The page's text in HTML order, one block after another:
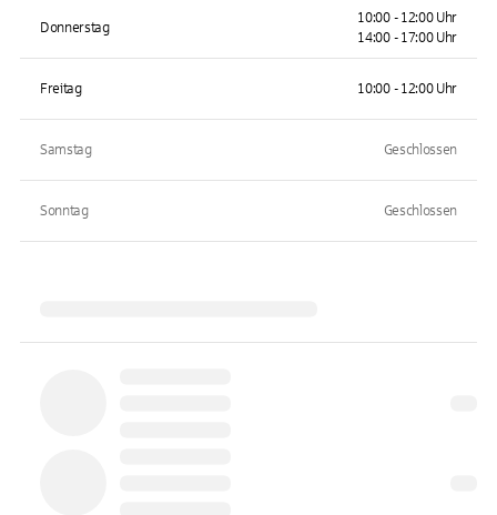
Donnerstag
10:00 - 12:00 Uhr
14:00 - 17:00 Uhr
Freitag 10:00 - 12:00 Uhr
Samstag Geschlossen
Sonntag Geschlossen